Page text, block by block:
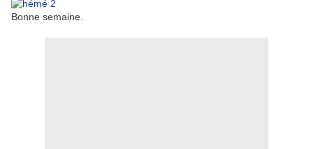
Bonne semaine.